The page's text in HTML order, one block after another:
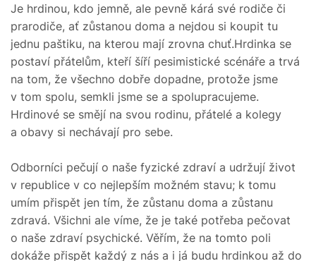
Je hrdinou, kdo jemně, ale pevně kárá své rodiče či
prarodiče, ať zůstanou doma a nejdou si koupit tu
jednu paštiku, na kterou mají zrovna chuť.Hrdinka se
postaví přátelům, kteří šíří pesimistické scénáře a trvá
na tom, že všechno dobře dopadne, protože jsme
v tom spolu, semkli jsme se a spolupracujeme.
Hrdinové se smějí na svou rodinu, přátelé a kolegy
a obavy si nechávají pro sebe.
Odborníci pečují o naše fyzické zdraví a udržují život
v republice v co nejlepším možném stavu; k tomu
umím přispět jen tím, že zůstanu doma a zůstanu
zdravá. Všichni ale víme, že je také potřeba pečovat
o naše zdraví psychické. Věřím, že na tomto poli
dokáže přispět každý z nás a i já budu hrdinkou až do